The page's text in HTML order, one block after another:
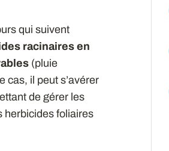
qui suivent
racinaires en
(pluie
cas, il peut s’avérer
de gérer les
herbicides foliaires